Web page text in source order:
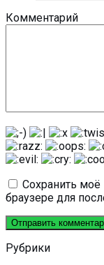
Комментарий
Сохранить моё
браузере для
Рубрики